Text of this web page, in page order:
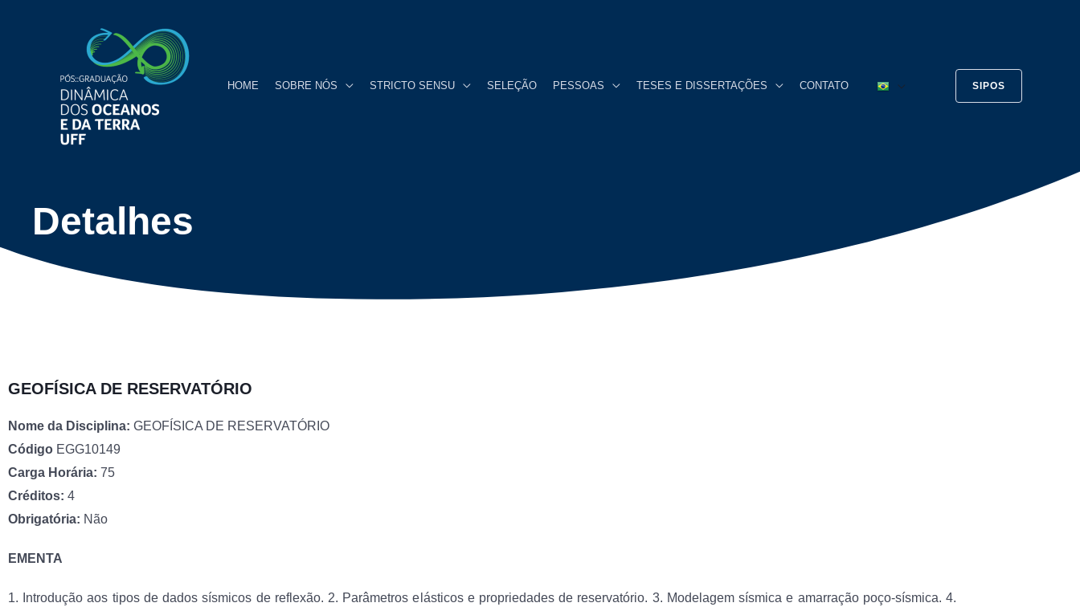
HOME SOBRE NÓS STRICTO SENSU SELEÇÃO PESSOAS TESES E DISSERTAÇÕES CONTATO SIPOS
Detalhes
GEOFÍSICA DE RESERVATÓRIO
Nome da Disciplina: GEOFÍSICA DE RESERVATÓRIO
Código EGG10149
Carga Horária: 75
Créditos: 4
Obrigatória: Não
EMENTA
1. Introdução aos tipos de dados sísmicos de reflexão. 2. Parâmetros elásticos e propriedades de reservatório. 3. Modelagem sísmica e amarração poço-sísmica. 4.